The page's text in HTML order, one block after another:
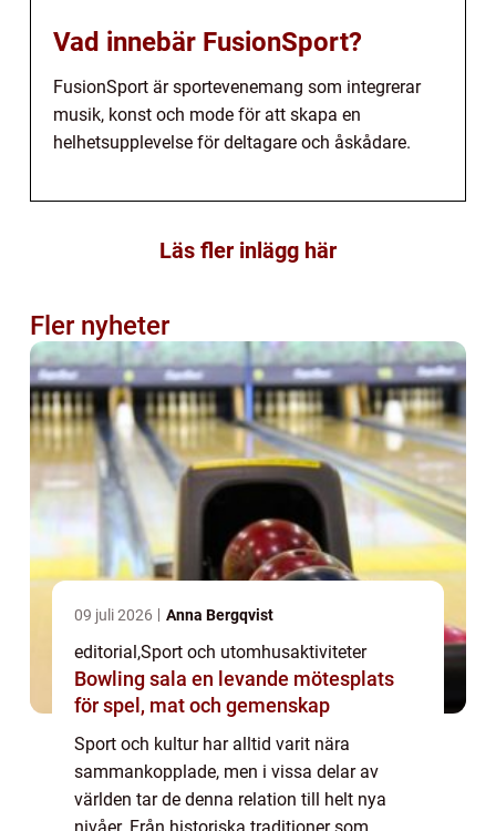
Vad innebär FusionSport?
FusionSport är sportevenemang som integrerar
musik, konst och mode för att skapa en
helhetsupplevelse för deltagare och åskådare.
Läs fler inlägg här
Fler nyheter
09 juli 2026 Anna Bergqvist
editorial,Sport och utomhusaktiviteter
Bowling sala en levande mötesplats
för spel, mat och gemenskap
Sport och kultur har alltid varit nära
sammankopplade, men i vissa delar av
världen tar de denna relation till helt nya